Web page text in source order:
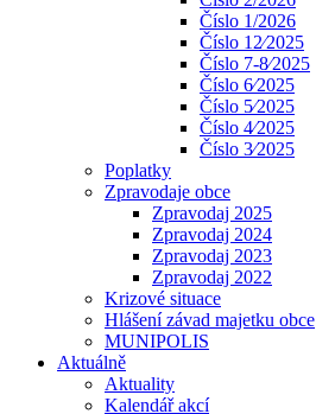
Číslo 1/2026
Číslo 12⁄2025
Číslo 7-8⁄2025
Číslo 6⁄2025
Číslo 5⁄2025
Číslo 4⁄2025
Číslo 3⁄2025
Poplatky
Zpravodaje obce
Zpravodaj 2025
Zpravodaj 2024
Zpravodaj 2023
Zpravodaj 2022
Krizové situace
Hlášení závad majetku obce
MUNIPOLIS
Aktuálně
Aktuality
Kalendář akcí